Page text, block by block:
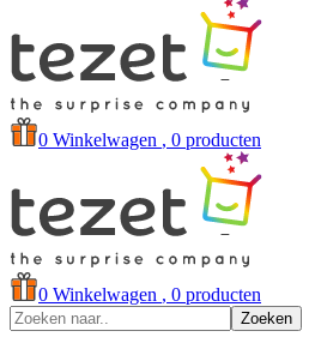
0 Winkelwagen , 0 producten
0 Winkelwagen , 0 producten
Zoeken